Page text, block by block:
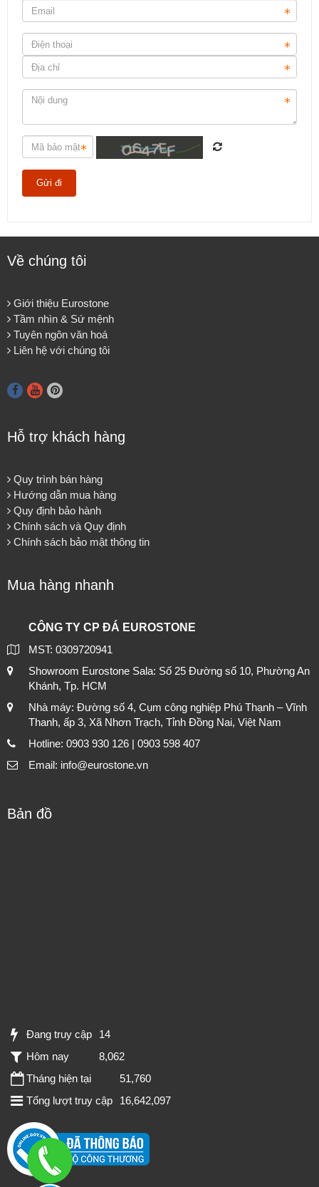
Về chúng tôi
Giới thiệu Eurostone
Tầm nhìn & Sứ mệnh
Tuyên ngôn văn hoá
Liên hệ với chúng tôi
Hỗ trợ khách hàng
Quy trình bán hàng
Hướng dẫn mua hàng
Quy định bảo hành
Chính sách và Quy định
Chính sách bảo mật thông tin
Mua hàng nhanh
CÔNG TY CP ĐÁ EUROSTONE
MST: 0309720941
Showroom Eurostone Sala: Số 25 Đường số 10, Phường An
Khánh, Tp. HCM
Nhà máy: Đường số 4, Cụm công nghiệp Phú Thạnh – Vĩnh
Thanh, ấp 3, Xã Nhơn Trạch, Tỉnh Đồng Nai, Việt Nam
Hotline: 0903 930 126 | 0903 598 407
Email: info@eurostone.vn
Bản đồ
Đang truy cập
14
Hôm nay
8,062
Tháng hiện tại
51,760
Tổng lượt truy cập
16,642,097